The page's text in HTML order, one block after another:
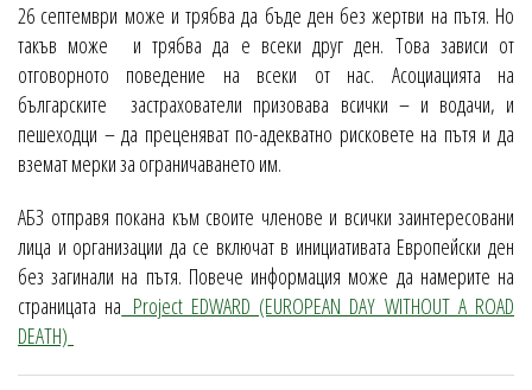
26 септември може и трябва да бъде ден без жертви на пътя. Но
такъв може и трябва да е всеки друг ден. Това зависи от
отговорното поведение на всеки от нас. Асоциацията на
българските застрахователи призовава всички – и водачи, и
пешеходци – да преценяват по-адекватно рисковете на пътя и да
вземат мерки за ограничаването им.
АБЗ отправя покана към своите членове и всички заинтересовани
лица и организации да се включат в инициативата Европейски ден
без загинали на пътя. Повече информация може да намерите на
страницата на Project EDWARD (EUROPEAN DAY WITHOUT A ROAD
DEATH)